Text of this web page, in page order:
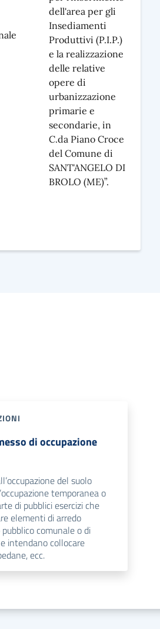
dell'area per gli
Insediamenti
Produttivi (P.I.P.)
e la realizzazione
delle relative
opere di
urbanizzazione
primarie e
secondarie, in
C.da Piano Croce
del Comune di
SANT'ANGELO DI
BROLO (ME)”.
di occupazione
del suolo
temporanea o
di pubblici esercizi che
elementi di arredo
comunale o di
intendano collocare
ecc.